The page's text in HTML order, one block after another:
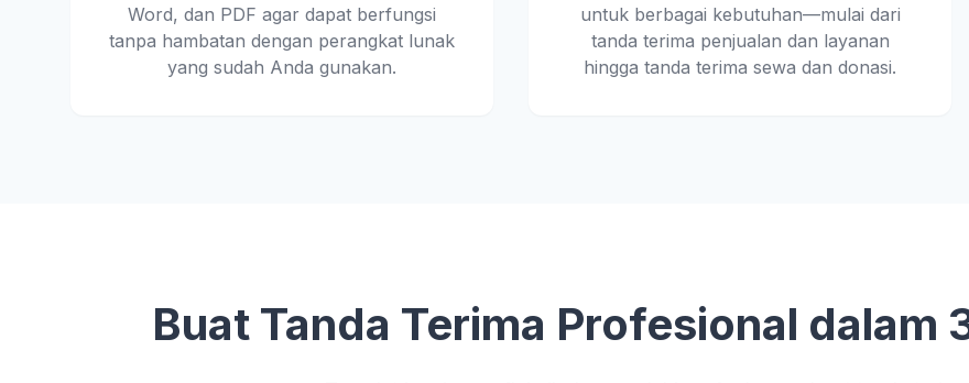
Word, dan PDF agar dapat berfungsi
tanpa hambatan dengan perangkat lunak
yang sudah Anda gunakan.
untuk berbagai kebutuhan—mulai dari
tanda terima penjualan dan layanan
hingga tanda terima sewa dan donasi.
Buat Tanda Terima Profesional dalam